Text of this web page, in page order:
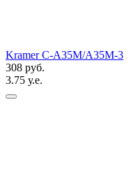
Kramer C-A35M/A35M-3
308 руб.
3.75 у.е.